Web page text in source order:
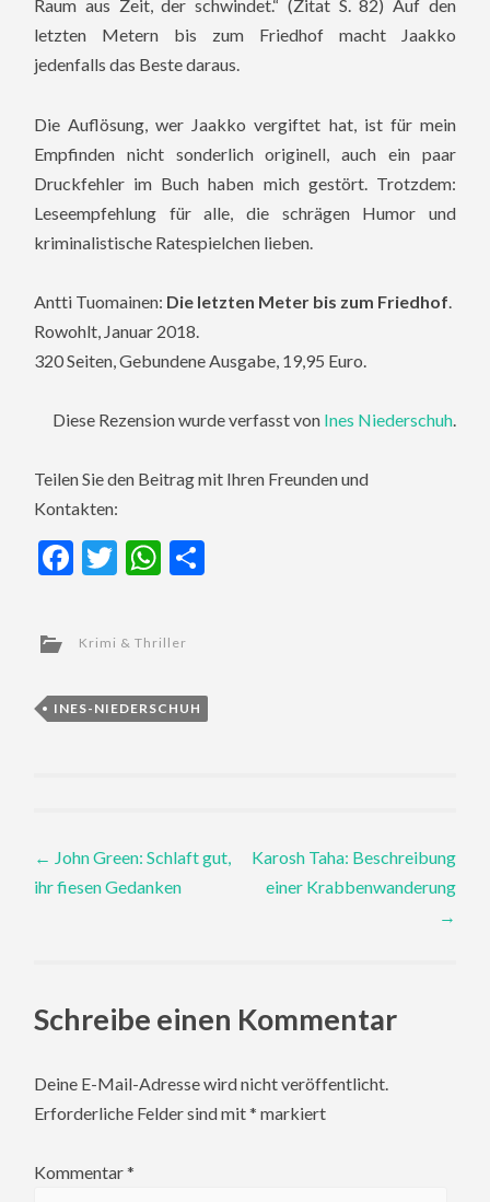
Raum aus Zeit, der schwindet.“ (Zitat S. 82) Auf den
letzten Metern bis zum Friedhof macht Jaakko
jedenfalls das Beste daraus.
Die Auflösung, wer Jaakko vergiftet hat, ist für mein
Empfinden nicht sonderlich originell, auch ein paar
Druckfehler im Buch haben mich gestört. Trotzdem:
Leseempfehlung für alle, die schrägen Humor und
kriminalistische Ratespielchen lieben.
Antti Tuomainen: Die letzten Meter bis zum Friedhof
Rowohlt, Januar 2018.
320 Seiten, Gebundene Ausgabe, 19,95 Euro.
Diese Rezension wurde verfasst von Ines Niederschuh.
Teilen Sie den Beitrag mit Ihren Freunden und
Kontakten:
Facebook
TwitterWhatsApp
Krimi & Thriller
INES-NIEDERSCHUH
Post
← John Green: Schlaft gut,
ihr fiesen Gedanken
Karosh Taha: Beschreibung
einer Krabbenwanderung
→
Schreibe einen Kommentar
Deine E-Mail-Adresse wird nicht veröffentlicht.
Erforderliche Felder sind mit* markiert
Kommentar*